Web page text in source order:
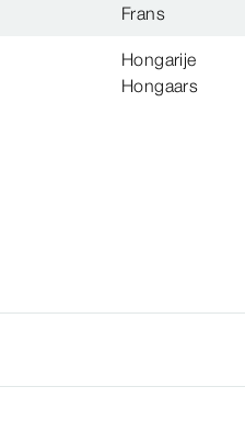
Frans
Hongarije
Hongaars